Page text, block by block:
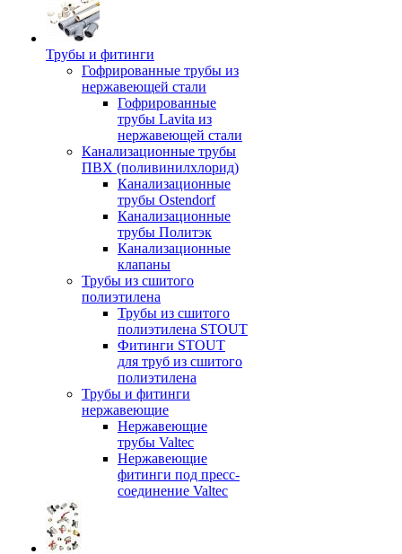
Трубы и фитинги
Гофрированные трубы из
нержавеющей стали
Гофрированные
трубы Lavita из
нержавеющей стали
Канализационные трубы
ПВХ (поливинилхлорид)
Канализационные
трубы Ostendorf
Канализационные
трубы Политэк
Канализационные
клапаны
Трубы из сшитого
полиэтилена
Трубы из сшитого
полиэтилена STOUT
Фитинги STOUT
для труб из сшитого
полиэтилена
Трубы и фитинги
нержавеющие
Нержавеющие
трубы Valtec
Нержавеющие
фитинги под пресс-
соединение Valtec